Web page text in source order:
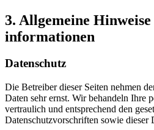
3. Allgemeine
informationen
Datenschutz
Die Betreiber dieser Seiten nehmen
Daten sehr ernst. Wir behandeln Ihre
vertraulich und entsprechend den
Datenschutzvorschriften sowie dieser